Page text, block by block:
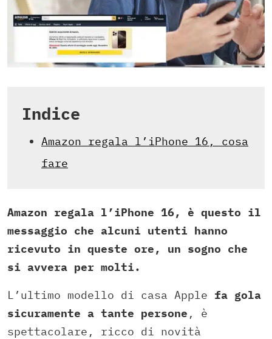
Indice
Amazon regala l’iPhone 16, cosa
fare
Amazon regala l’iPhone 16, è questo il
messaggio che alcuni utenti hanno
ricevuto in queste ore, un sogno che
si avvera per molti.
L’ultimo modello di casa Apple fa gola
sicuramente a tante persone , è
spettacolare, ricco di novità